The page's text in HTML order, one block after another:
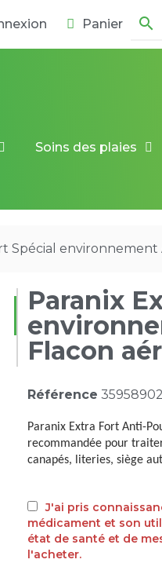
Panier search
Soins des plaies
Spécial environnement
Paranix
Flacon
Référence
Paranix Extra Fort Anti-
recommandée pour
canapés, literies, siège
J'ai pris
médicament et son
état de santé et de
l'acheter.